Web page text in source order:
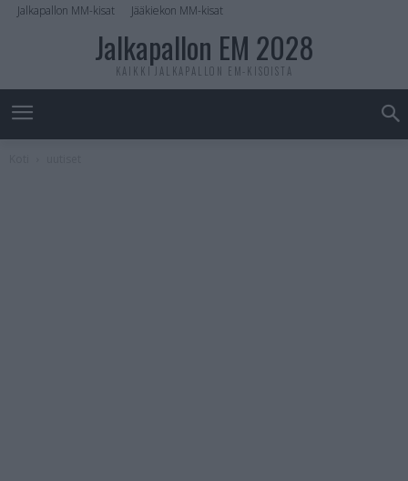
Jalkapallon MM-kisat Jääkiekon MM-kisat
Jalkapallon EM 2028
KAIKKI JALKAPALLON EM-KISOISTA